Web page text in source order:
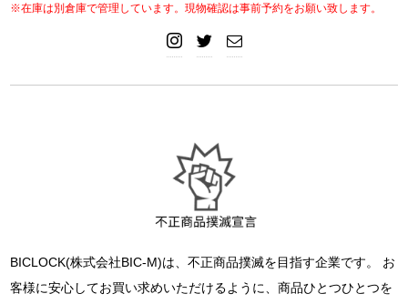
※在庫は別倉庫で管理しています。現物確認は事前予約をお願い致します。
BICLOCK(株式会社BIC-M)は、不正商品撲滅を目指す企業です。 お
客様に安心してお買い求めいただけるように、商品ひとつひとつを